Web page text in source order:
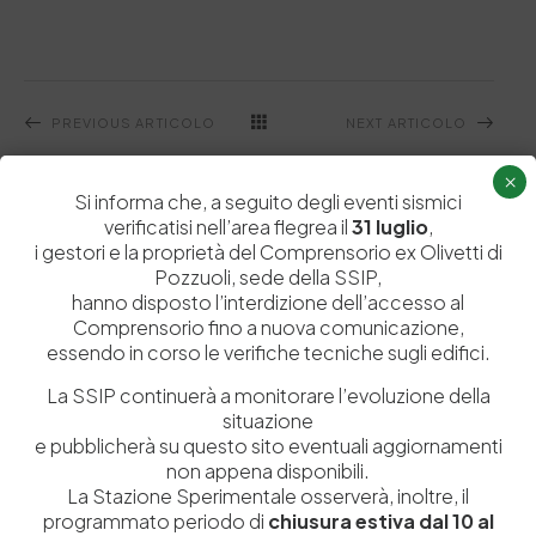
PREVIOUS ARTICOLO NEXT ARTICOLO
Related Posts
News
Si informa che, a seguito degli eventi sismici
verificatisi nell’area flegrea il31 luglio,
i gestori e la proprietà del Comprensorio ex Olivetti di
Pozzuoli, sede della SSIP,
hanno disposto l’interdizione dell’accesso al
Comprensorio fino a nuova comunicazione,
essendo in corso le verifiche tecniche sugli edifici.
La SSIP continuerà a monitorare l’evoluzione della
situazione
e pubblicherà su questo sito eventuali aggiornamenti
non appena disponibili.
La Stazione Sperimentale osserverà, inoltre, il
programmato periodo di chiusura estiva dal 10 al
×